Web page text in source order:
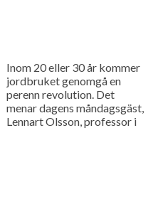
Inom 20 eller 30 år kommer
jordbruket genomgå en
perenn revolution. Det
menar dagens måndagsgäst,
Lennart Olsson, professor i